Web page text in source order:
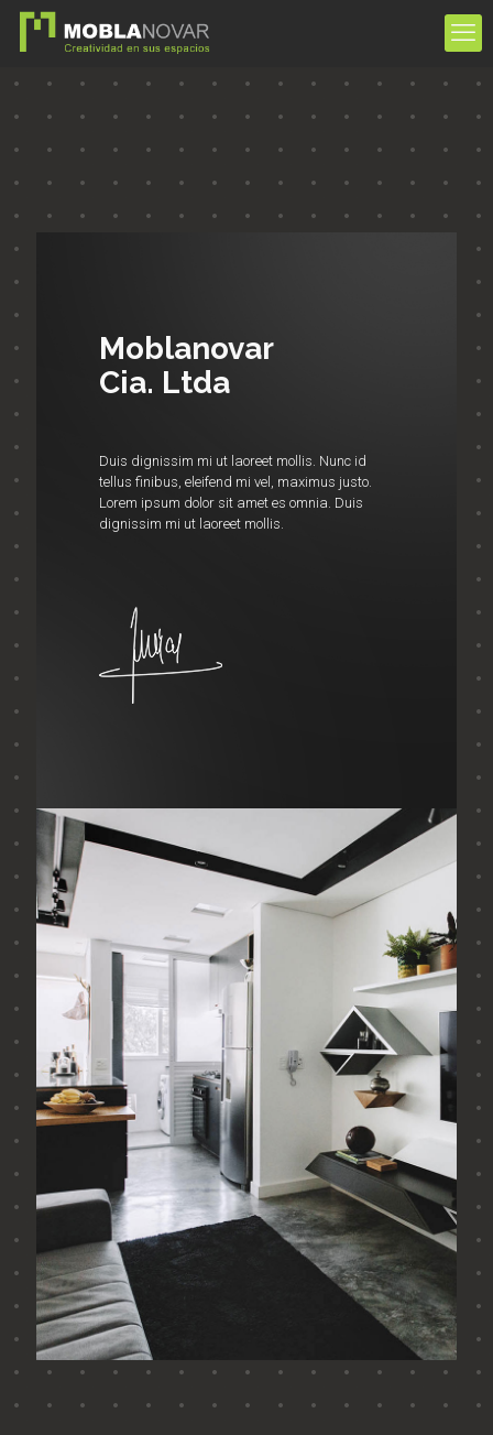
Moblanovar
Cia. Ltda
Duis dignissim mi ut laoreet mollis. Nunc id
tellus finibus, eleifend mi vel, maximus justo.
Lorem ipsum dolor sit amet es omnia. Duis
dignissim mi ut laoreet mollis.